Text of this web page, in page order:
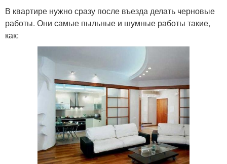
В квартире нужно сразу после въезда делать черновые
работы. Они самые пыльные и шумные работы такие,
как: